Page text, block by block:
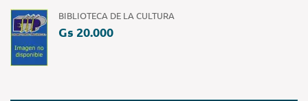
BIBLIOTECA DE LA CULTURA
Gs 20.000